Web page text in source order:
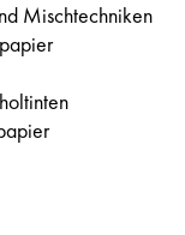
Mischtechniken